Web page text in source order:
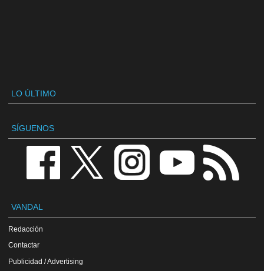
LO ÚLTIMO
SÍGUENOS
VANDAL
Redacción
Contactar
Publicidad / Advertising